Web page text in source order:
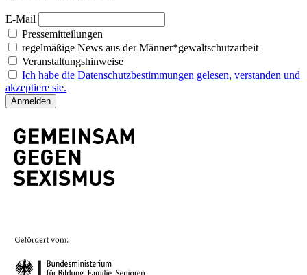
E-Mail
Pressemitteilungen
regelmäßige News aus der Männer*gewaltschutzarbeit
Veranstaltungshinweise
Ich habe die Datenschutzbestimmungen gelesen, verstanden und
akzeptiere sie.